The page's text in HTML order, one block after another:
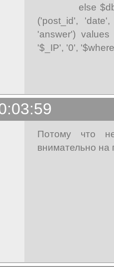
else $db-
('post_id',
'answer')
'$_IP', '0',
Потому что
внимательно